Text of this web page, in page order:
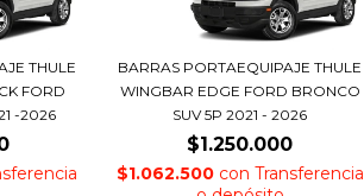
THULE
FORD
-2026
BARRAS PORTAEQUIPAJE THULE
WINGBAR EDGE FORD BRONCO
SUV 5P 2021 - 2026
$1.250.000
$1.062.500 con Transferencia